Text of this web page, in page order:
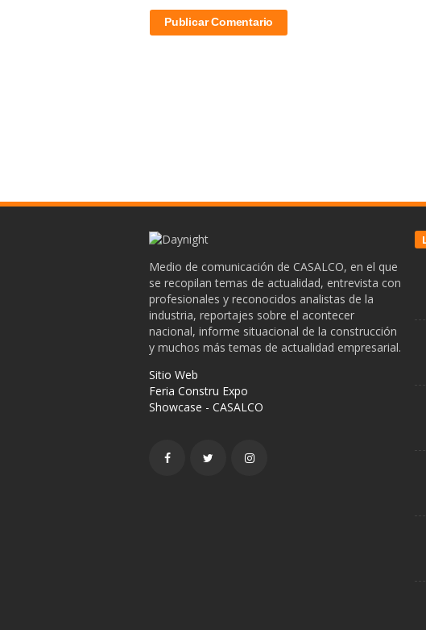
Medio de comunicación de CASALCO, en el que
se recopilan temas de actualidad, entrevista con
profesionales y reconocidos analistas de la
industria, reportajes sobre el acontecer
nacional, informe situacional de la construcción
y muchos más temas de actualidad empresarial.
Sitio Web
Feria Constru Expo
Showcase - CASALCO